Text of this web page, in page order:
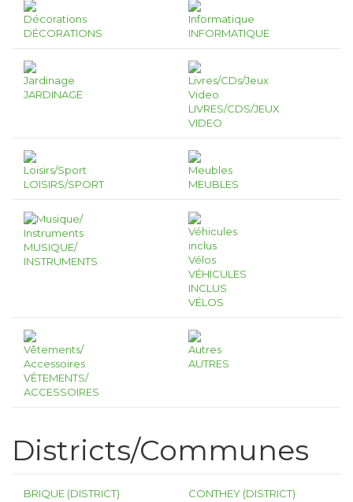
DÉCORATIONS INFORMATIQUE
JARDINAGE
LIVRES/CDS/JEUX
VIDEO
LOISIRS/SPORT MEUBLES
MUSIQUE/
INSTRUMENTS
VÉHICULES
INCLUS
VÉLOS
VÊTEMENTS/
ACCESSOIRES
AUTRES
Districts/Communes
BRIQUE (DISTRICT)
CONTHEY (DISTRICT)